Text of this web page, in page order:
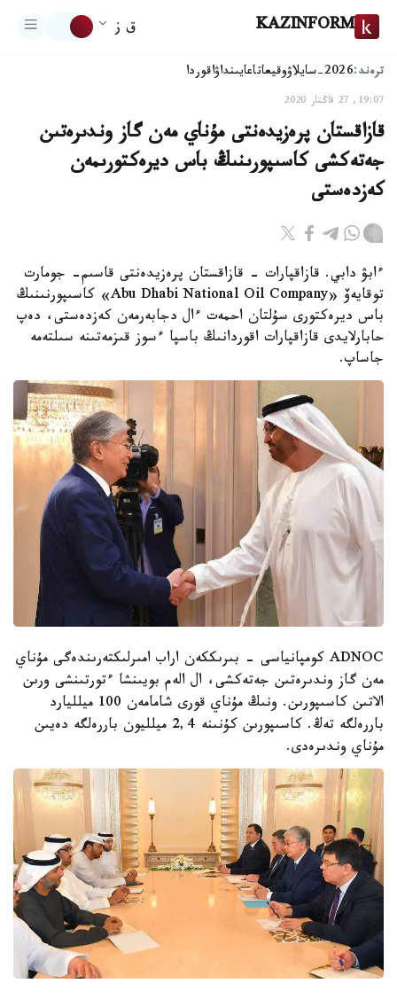
KAZINFORM ق ز
ترەند:2026-سايلاۋ وقيعاتاعايىنداۋاقوردا
19:07, 27 قاڭتار 2020
قازاقستان پرەزيدەنتى مۇناي مەن گاز وندىرەتىن
جەتەكشى كاسىپورىنىڭ باس ديرەكتورىمەن
كەزدەستى
ءابۋ دابي. قازاقپارات - قازاقستان پرەزيدەنتى قاسىم- جومارت
توقايەۆ «Abu Dhabi National Oil Company» كاسىپورنىنىڭ
باس ديرەكتورى سۇلتان احمەت ءال دجابەرمەن كەزدەستى، دەپ
حابارلايدى قازاقپارات اقوردانىڭ باسپا ءسوز قىزمەتىنە سىلتەمە
جاساپ.
ADNOC كومپانياسى - بىرىككەن اراب امىرلىكتەرىندەگى مۇناي
مەن گاز وندىرەتىن جەتەكشى، ال الەم بويىنشا ءتورتىنشى ورىن
الاتىن كاسىپورىن. ونىڭ مۇناي قورى شامامەن 100 ميلليارد
باررەلگە تەڭ. كاسىپورىن كۇنىنە 2,4 ميلليون باررەلگە دەيىن
مۇناي وندىرەدى.